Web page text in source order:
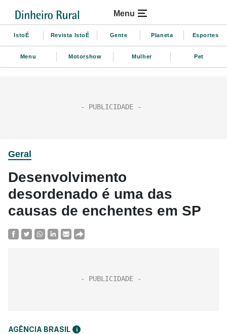
Menu
IstoÉ Revista IstoÉ Gente Planeta Esportes
Menu Motorshow Mulher Pet
Geral
Desenvolvimento
desordenado é uma das
causas de enchentes em SP
AGÊNCIA BRASIL i